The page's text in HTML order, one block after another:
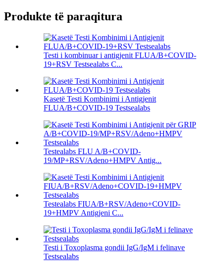
Produkte të paraqitura
Testi i kombinuar i antigjenit FLUA/B+COVID-
19+RSV Testsealabs C...
Kasetë Testi Kombinimi i Antigjenit
FLUA/B+COVID-19 Testsealabs
Testealabs FLU A/B+COVID-
19/MP+RSV/Adeno+HMPV Antig...
Testealabs FIUA/B+RSV/Adeno+COVID-
19+HMPV Antigjeni C...
Testi i Toxoplasma gondii IgG/IgM i felinave
Testsealabs